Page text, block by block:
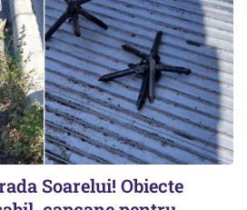
Soarelui! Obiecte